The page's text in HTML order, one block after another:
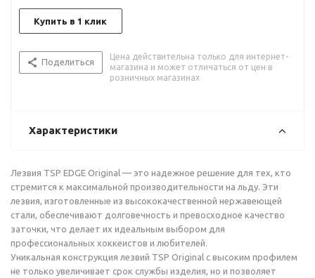
Купить в 1 клик
Поделиться
Цена действительна только для интернет-
магазина и может отличаться от цен в
розничных магазинах
Характеристики
Лезвия TSP EDGE Original — это надежное решение для тех, кто
стремится к максимальной производительности на льду. Эти
лезвия, изготовленные из высококачественной нержавеющей
стали, обеспечивают долговечность и превосходное качество
заточки, что делает их идеальным выбором для
профессиональных хоккеистов и любителей.
Уникальная конструкция лезвий TSP Original с высоким профилем
не только увеличивает срок службы изделия, но и позволяет